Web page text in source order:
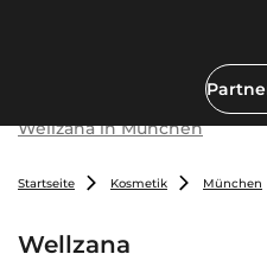
Wellzana in München
Startseite Kosmetik München
Wellzana